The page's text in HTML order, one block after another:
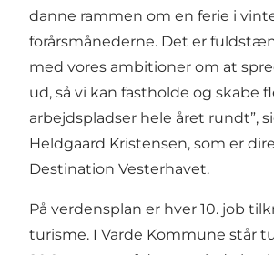
danne rammen om en ferie i
forårsmånederne. Det er
med vores ambitioner om at
ud, så vi kan fastholde og skabe
arbejdspladser hele året rundt”,
Heldgaard Kristensen, som er
Destination Vesterhavet.
På verdensplan er hver 10. job
turisme. I Varde Kommune står